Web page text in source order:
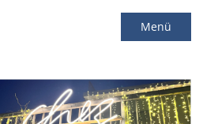
Main Menu
Menü